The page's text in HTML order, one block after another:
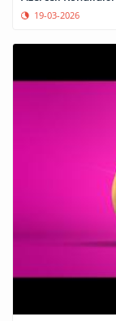
19-03-2026